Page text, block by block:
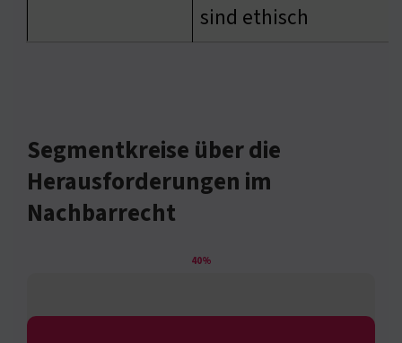
sind ethisch
Segmentkreise über die
Herausforderungen im
Nachbarrecht
40%